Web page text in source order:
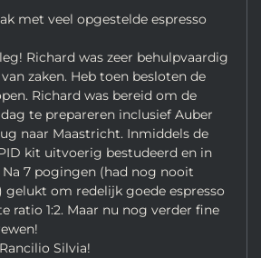
met veel opgestelde espresso
Richard was zeer behulpvaardig
zaken. Heb toen besloten de
Richard was bereid om de
te prepareren inclusief Auber
naar Maastricht. Inmiddels de
kit uitvoerig bestudeerd en in
7 pogingen (had nog nooit
gelukt om redelijk goede espresso
ratio 1:2. Maar nu nog verder fine
Silvia!